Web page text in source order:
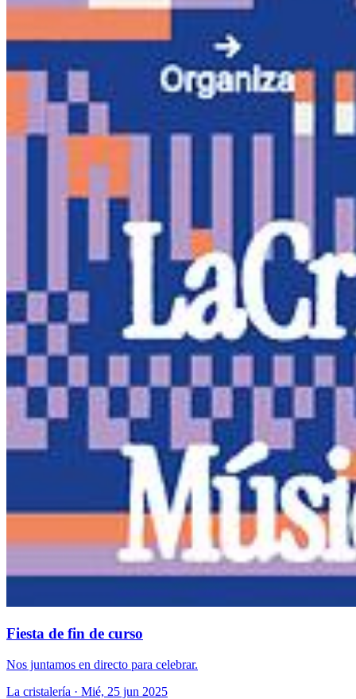
Fiesta de fin de curso
Nos juntamos en directo para celebrar.
La cristalería · Mié, 25 jun 2025